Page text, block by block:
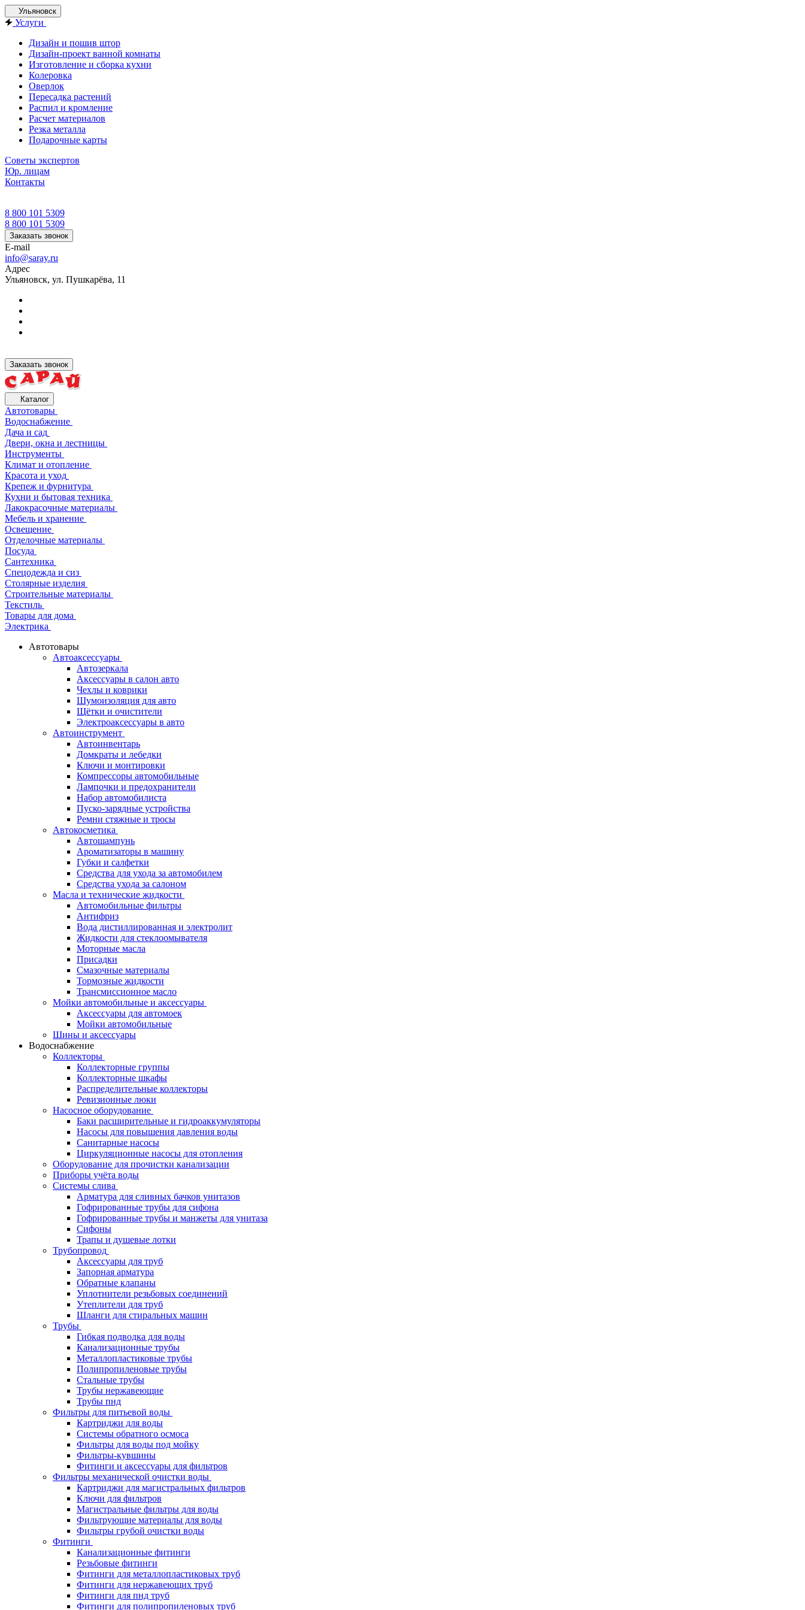
Ульяновск
Услуги
Дизайн и пошив штор
Дизайн-проект ванной комнаты
Изготовление и сборка кухни
Колеровка
Оверлок
Пересадка растений
Распил и кромление
Расчет материалов
Резка металла
Подарочные карты
Советы экспертов
Юр. лицам
Контакты
8 800 101 5309
8 800 101 5309
Заказать звонок
E-mail
info@saray.ru
Адрес
Ульяновск, ул. Пушкарёва, 11
Заказать звонок
Каталог
Автотовары
Водоснабжение
Дача и сад
Двери, окна и лестницы
Инструменты
Климат и отопление
Красота и уход
Крепеж и фурнитура
Кухни и бытовая техника
Лакокрасочные материалы
Мебель и хранение
Освещение
Отделочные материалы
Посуда
Сантехника
Спецодежда и сиз
Столярные изделия
Строительные материалы
Текстиль
Товары для дома
Электрика
Автотовары
Автоаксессуары
Автозеркала
Аксессуары в салон авто
Чехлы и коврики
Шумоизоляция для авто
Щётки и очистители
Электроаксессуары в авто
Автоинструмент
Автоинвентарь
Домкраты и лебедки
Ключи и монтировки
Компрессоры автомобильные
Лампочки и предохранители
Набор автомобилиста
Пуско-зарядные устройства
Ремни стяжные и тросы
Автокосметика
Автошампунь
Ароматизаторы в машину
Губки и салфетки
Средства для ухода за автомобилем
Средства ухода за салоном
Масла и технические жидкости
Автомобильные фильтры
Антифриз
Вода дистиллированная и электролит
Жидкости для стеклоомывателя
Моторные масла
Присадки
Смазочные материалы
Тормозные жидкости
Трансмиссионное масло
Мойки автомобильные и аксессуары
Аксессуары для автомоек
Мойки автомобильные
Шины и аксессуары
Водоснабжение
Коллекторы
Коллекторные группы
Коллекторные шкафы
Распределительные коллекторы
Ревизионные люки
Насосное оборудование
Баки расширительные и гидроаккумуляторы
Насосы для повышения давления воды
Санитарные насосы
Циркуляционные насосы для отопления
Оборудование для прочистки канализации
Приборы учёта воды
Системы слива
Арматура для сливных бачков унитазов
Гофрированные трубы для сифона
Гофрированные трубы и манжеты для унитаза
Сифоны
Трапы и душевые лотки
Трубопровод
Аксессуары для труб
Запорная арматура
Обратные клапаны
Уплотнители резьбовых соединений
Утеплители для труб
Шланги для стиральных машин
Трубы
Гибкая подводка для воды
Канализационные трубы
Металлопластиковые трубы
Полипропиленовые трубы
Стальные трубы
Трубы нержавеющие
Трубы пнд
Фильтры для питьевой воды
Картриджи для воды
Системы обратного осмоса
Фильтры для воды под мойку
Фильтры-кувшины
Фитинги и аксессуары для фильтров
Фильтры механической очистки воды
Картриджи для магистральных фильтров
Ключи для фильтров
Магистральные фильтры для воды
Фильтрующие материалы для воды
Фильтры грубой очистки воды
Фитинги
Канализационные фитинги
Резьбовые фитинги
Фитинги для металлопластиковых труб
Фитинги для нержавеющих труб
Фитинги для пнд труб
Фитинги для полипропиленовых труб